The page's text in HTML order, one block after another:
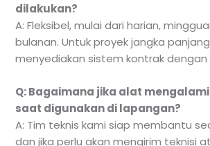
dilakukan?
A: Fleksibel, mulai dari harian,
bulanan. Untuk proyek jangka
menyediakan sistem kontrak dengan
Q: Bagaimana jika alat
saat digunakan di lapangan?
A: Tim teknis kami siap membantu
dan jika perlu akan mengirim teknisi